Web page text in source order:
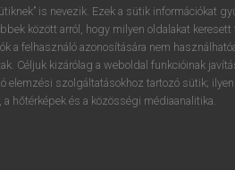
is nevezik. Ezek a sütik információkat
között arról, hogy milyen oldalakat keresett
a felhasználó azonosítására nem
Céljuk kizárólag a weboldal funkcióinak
elemzési szolgáltatásokhoz tartozó sütik;
hőtérképek és a közösségi médiaanalitika.
r t z u i
g h j k l é
v b n m , .